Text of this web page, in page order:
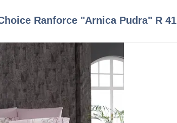
Ranforce "Arnica Pudra" R 41